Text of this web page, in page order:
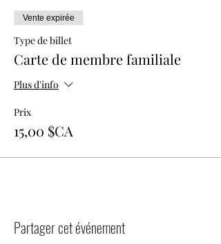
Vente expirée
Type de billet
Carte de membre familiale
Plus d'info
Prix
15,00 $CA
Partager cet événement